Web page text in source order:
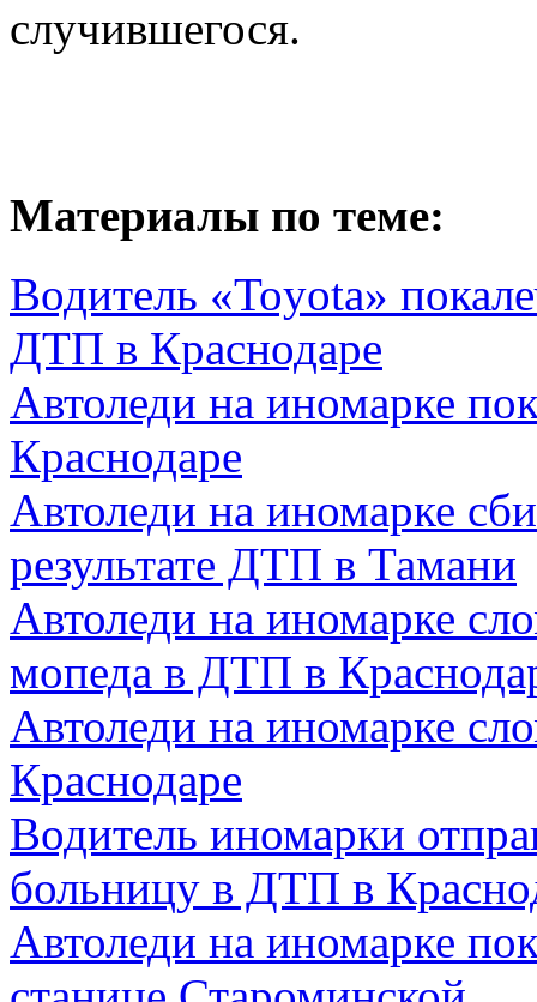
случившегося.
Материалы по теме:
Водитель «Toyota»
ДТП в Краснодаре
Автоледи на иномарке
Краснодаре
Автоледи на иномарке
результате ДТП в Тамани
Автоледи на иномарке
мопеда в ДТП в
Автоледи на иномарке
Краснодаре
Водитель иномарки
больницу в ДТП в
Автоледи на иномарке